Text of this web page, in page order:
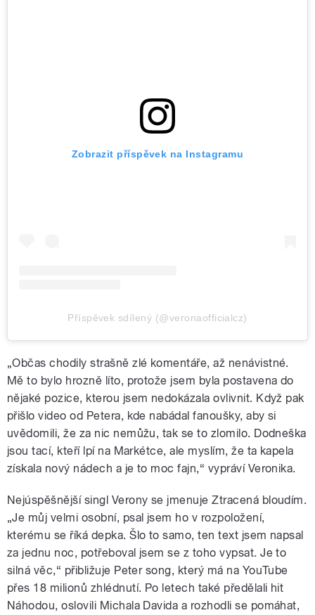
Zobrazit příspěvek na Instagramu
Příspěvek sdílený (@veronaofficialcz)
„Občas chodily strašně zlé komentáře, až nenávistné.
Mě to bylo hrozně líto, protože jsem byla postavena do
nějaké pozice, kterou jsem nedokázala ovlivnit. Když pak
přišlo video od Petera, kde nabádal fanoušky, aby si
uvědomili, že za nic nemůžu, tak se to zlomilo. Dodneška
jsou tací, kteří lpí na Markétce, ale myslím, že ta kapela
získala nový nádech a je to moc fajn,“ vypráví Veronika.
Nejúspěšnější singl Verony se jmenuje Ztracená bloudím.
„Je můj velmi osobní, psal jsem ho v rozpoložení,
kterému se říká depka. Šlo to samo, ten text jsem napsal
za jednu noc, potřeboval jsem se z toho vypsat. Je to
silná věc,“ přibližuje Peter song, který má na YouTube
přes 18 milionů zhlédnutí. Po letech také předělali hit
Náhodou, oslovili Michala Davida a rozhodli se pomáhat,